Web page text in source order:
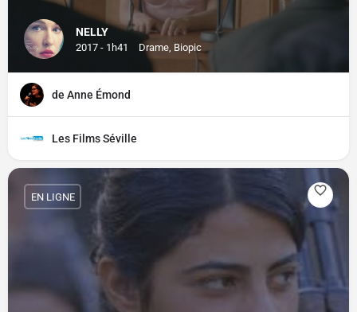
NELLY
2017 - 1h41 Drame, Biopic
de Anne Émond
Les Films Séville
EN LIGNE